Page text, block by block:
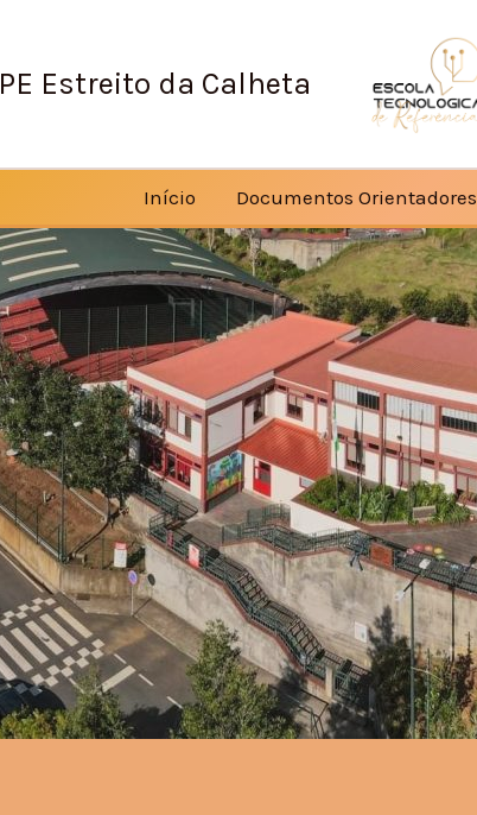
Estreito da Calheta
Início Documentos Orientadores